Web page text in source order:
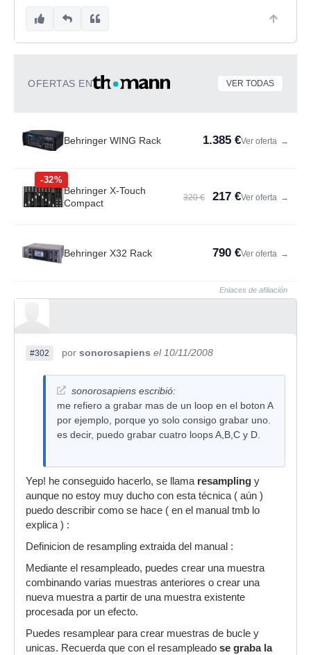
OFERTAS EN VER TODAS
Behringer WING Rack 1.385 €Ver oferta →
-32%
Behringer X-Touch
Compact
320 € 217 €Ver oferta →
Behringer X32 Rack 790 €Ver oferta →
Enlaces de afiliación
#302 por sonorosapiens el 10/11/2008
sonorosapiens escribió:
me refiero a grabar mas de un loop en el boton A
por ejemplo, porque yo solo consigo grabar uno.
es decir, puedo grabar cuatro loops A,B,C y D.
Yep! he conseguido hacerlo, se llama resampling y
aunque no estoy muy ducho con esta técnica ( aún )
puedo describir como se hace ( en el manual tmb lo
explica ) :
Definicion de resampling extraida del manual :
Mediante el resampleado, puedes crear una muestra
combinando varias muestras anteriores o crear una
nueva muestra a partir de una muestra existente
procesada por un efecto.
Puedes resamplear para crear muestras de bucle y
unicas. Recuerda que con el resampleado se graba la